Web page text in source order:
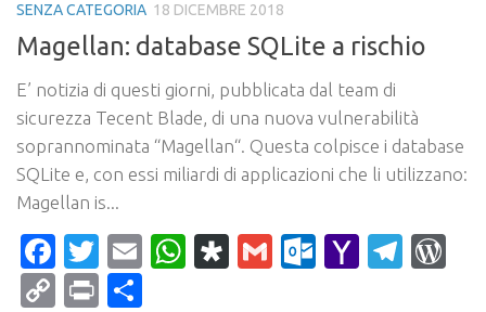
SENZA CATEGORIA 18 DICEMBRE 2018
Magellan: database SQLite a rischio
E’ notizia di questi giorni, pubblicata dal team di
sicurezza Tecent Blade, di una nuova vulnerabilità
soprannominata “Magellan“. Questa colpisce i database
SQLite e, con essi miliardi di applicazioni che li utilizzano:
Magellan is...
Facebook
Twitter
EmailWhatsApp
Diaspora
Gmail Yahoo
CopyPrint